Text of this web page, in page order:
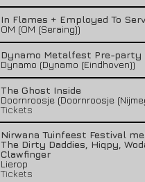
In Flames + Employed To
OM (OM (Seraing))
Dynamo Metalfest Pre-party
Dynamo (Dynamo (Eindhoven))
The Ghost Inside
Doornroosje (Doornroosje
Tickets
Nirwana Tuinfeest Festival
The Dirty Daddies, Hiqpy,
Clawfinger
Lierop
Tickets